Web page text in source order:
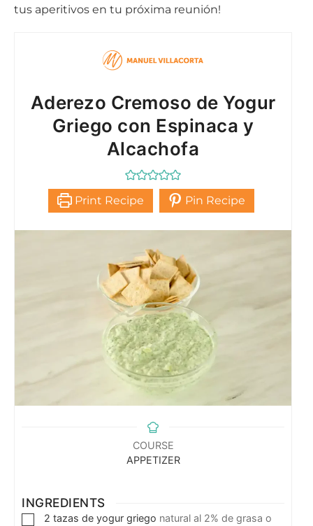
tus aperitivos en tu próxima reunión!
Aderezo Cremoso de Yogur
Griego con Espinaca y
Alcachofa
Print Recipe Pin Recipe
COURSE
APPETIZER
INGREDIENTS
2 tazas de yogur griego natural al 2% de grasa o